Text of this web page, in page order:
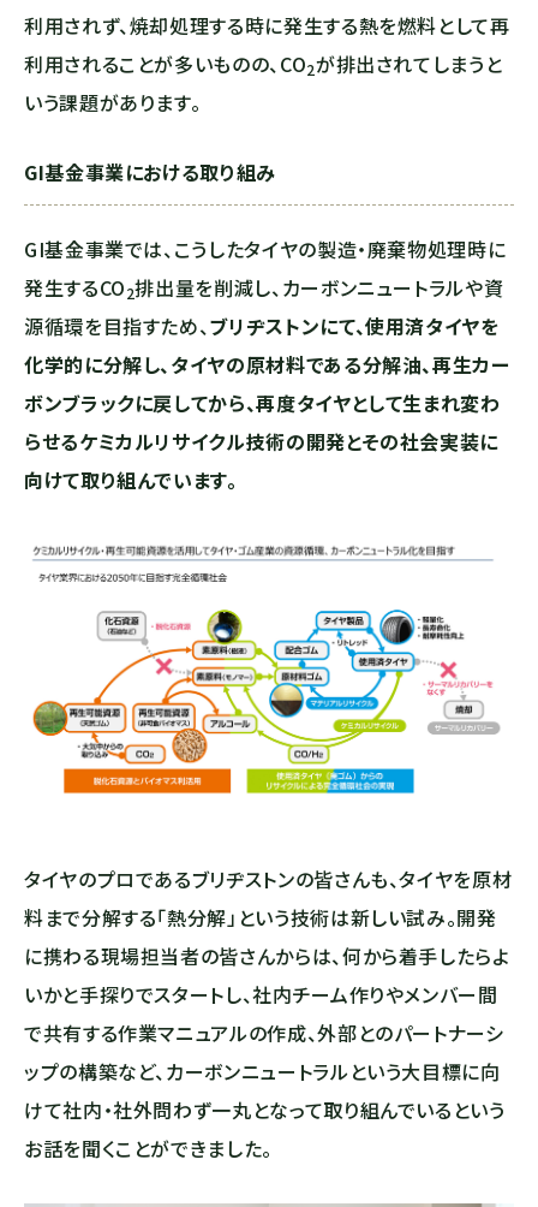
利用されず、焼却処理する時に発生する熱を燃料として再
利用されることが多いものの、CO2が排出されてしまうと
いう課題があります。
GI基金事業における取り組み
GI基金事業では、こうしたタイヤの製造・廃棄物処理時に
発生するCO2排出量を削減し、カーボンニュートラルや資
源循環を目指すため、ブリヂストンにて、使用済タイヤを
化学的に分解し、タイヤの原材料である分解油、再生カー
ボンブラックに戻してから、再度タイヤとして生まれ変わ
らせるケミカルリサイクル技術の開発とその社会実装に
向けて取り組んでいます。
タイヤのプロであるブリヂストンの皆さんも、タイヤを原材
料まで分解する「熱分解」という技術は新しい試み。開発
に携わる現場担当者の皆さんからは、何から着手したらよ
いかと手探りでスタートし、社内チーム作りやメンバー間
で共有する作業マニュアルの作成、外部とのパートナーシ
ップの構築など、カーボンニュートラルという大目標に向
けて社内・社外問わず一丸となって取り組んでいるという
お話を聞くことができました。